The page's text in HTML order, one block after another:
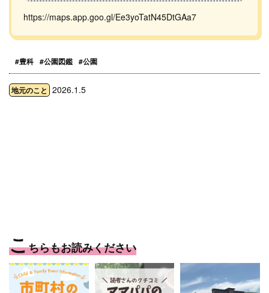
https://maps.app.goo.gl/Ee3yoTatN45DtGAa7
#豊科 #公園図鑑 #公園
地元のこと 2026.1.5
こちらもお読みください